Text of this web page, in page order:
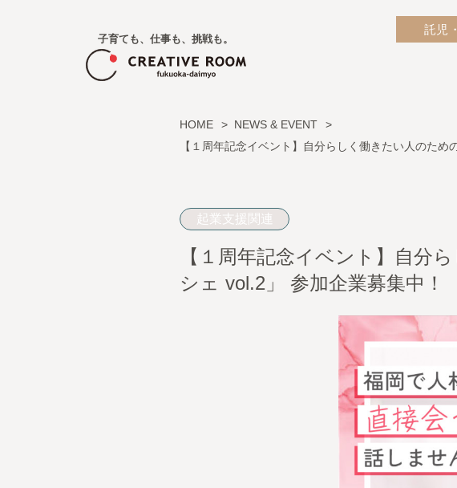
託児
子育ても、仕事も、挑戦も。
HOME
NEWS & EVENT
【１周年記念イベント】自分らしく働きたい人のた
起業支援関連
【１周年記念イベント】自分
シェ vol.2」 参加企業募集中！